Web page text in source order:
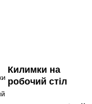
Килимки на
робочий стіл